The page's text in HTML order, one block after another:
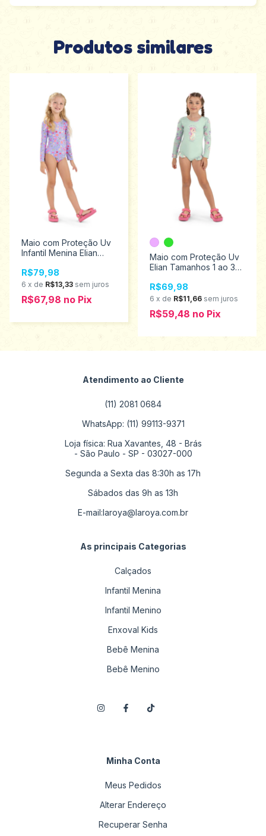
Produtos similares
Maio com Proteção Uv
Infantil Menina Elian
232067
R$79,98
6 x de R$13,33 sem juros
R$67,98 no Pix
Maio com Proteção Uv
Elian Tamanhos 1 ao 3
R$69,98
6 x de R$11,66 sem juros
R$59,48 no Pix
Atendimento ao Cliente
(11) 2081 0684
WhatsApp: (11) 99113-9371
Loja física: Rua Xavantes, 48 - Brás
- São Paulo - SP - 03027-000
Segunda a Sexta das 8:30h as 17h
Sábados das 9h as 13h
E-mail:laroya@laroya.com.br
As principais Categorias
Calçados
Infantil Menina
Infantil Menino
Enxoval Kids
Bebê Menina
Bebê Menino
Minha Conta
Meus Pedidos
Alterar Endereço
Recuperar Senha